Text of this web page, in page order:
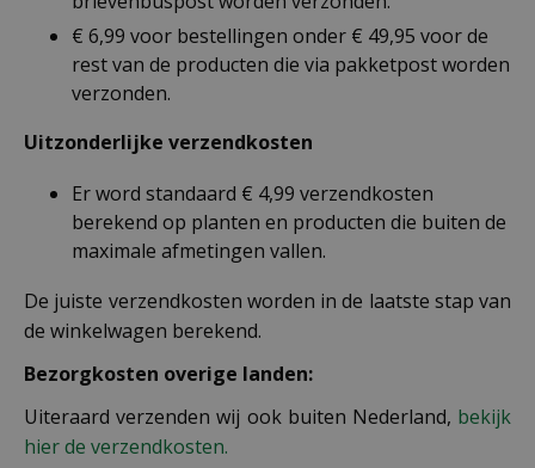
€ 6,99 voor bestellingen onder € 49,95 voor de
rest van de producten die via pakketpost worden
verzonden.
Uitzonderlijke verzendkosten
Er word standaard € 4,99 verzendkosten
berekend op planten en producten die buiten de
maximale afmetingen vallen.
De juiste verzendkosten worden in de laatste stap van
de winkelwagen berekend.
Bezorgkosten overige landen:
Uiteraard verzenden wij ook buiten Nederland, bekijk
hier de verzendkosten.